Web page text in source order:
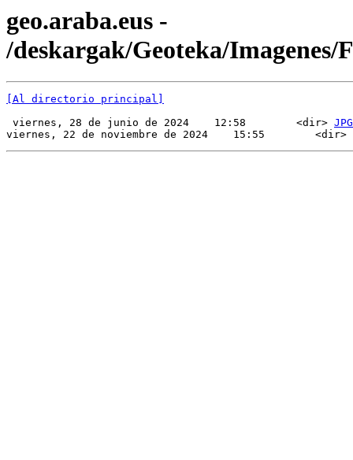
geo.araba.eus -
/deskargak/Geoteka/Imagenes/
[Al directorio principal]
viernes, 28 de junio de 2024    12:58        <dir> JPG
viernes, 22 de noviembre de 2024    15:55        <dir>